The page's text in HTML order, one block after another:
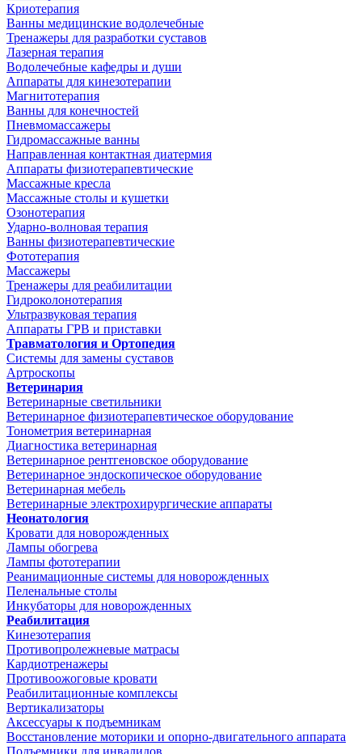
Криотерапия
Ванны медицинские водолечебные
Тренажеры для разработки суставов
Лазерная терапия
Водолечебные кафедры и души
Аппараты для кинезотерапии
Магнитотерапия
Ванны для конечностей
Пневмомассажеры
Гидромассажные ванны
Направленная контактная диатермия
Аппараты физиотерапевтические
Массажные кресла
Массажные столы и кушетки
Озонотерапия
Ударно-волновая терапия
Ванны физиотерапевтические
Фототерапия
Массажеры
Тренажеры для реабилитации
Гидроколонотерапия
Ультразвуковая терапия
Аппараты ГРВ и приставки
Травматология и Ортопедия
Системы для замены суставов
Артроскопы
Ветеринария
Ветеринарные светильники
Ветеринарное физиотерапевтическое оборудование
Тонометрия ветеринарная
Диагностика ветеринарная
Ветеринарное рентгеновское оборудование
Ветеринарное эндоскопическое оборудование
Ветеринарная мебель
Ветеринарные электрохирургические аппараты
Неонатология
Кровати для новорожденных
Лампы обогрева
Лампы фототерапии
Реанимационные системы для новорожденных
Пеленальные столы
Инкубаторы для новорожденных
Реабилитация
Кинезотерапия
Противопролежневые матрасы
Кардиотренажеры
Противоожоговые кровати
Реабилитационные комплексы
Вертикализаторы
Аксессуары к подъемникам
Восстановление моторики и опорно-двигательного аппарата
Подъемники для инвалидов